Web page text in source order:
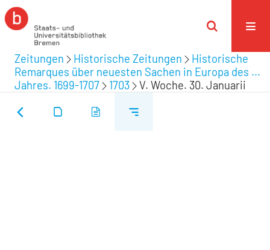
Zeitungen Historische Zeitungen
Historische
Remarques über neuesten Sachen in Europa des ...
Jahres. 1699-1707
1703 V. Woche. 30. Januarii